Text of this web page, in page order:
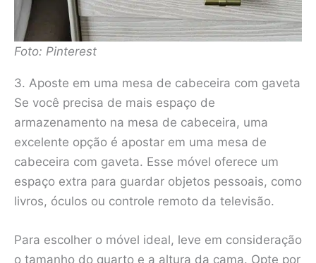
Foto: Pinterest
3. Aposte em uma mesa de cabeceira com gaveta
Se você precisa de mais espaço de
armazenamento na mesa de cabeceira, uma
excelente opção é apostar em uma mesa de
cabeceira com gaveta. Esse móvel oferece um
espaço extra para guardar objetos pessoais, como
livros, óculos ou controle remoto da televisão.
Para escolher o móvel ideal, leve em consideração
o tamanho do quarto e a altura da cama. Opte por